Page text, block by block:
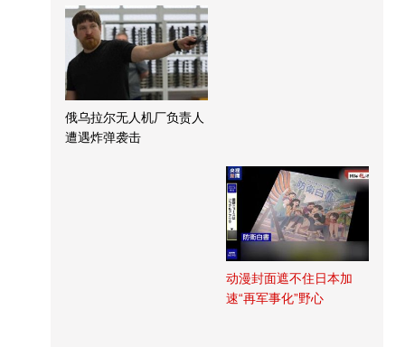
俄乌拉尔无人机厂负责人
遭遇炸弹袭击
动漫封面遮不住日本加
速“再军事化”野心